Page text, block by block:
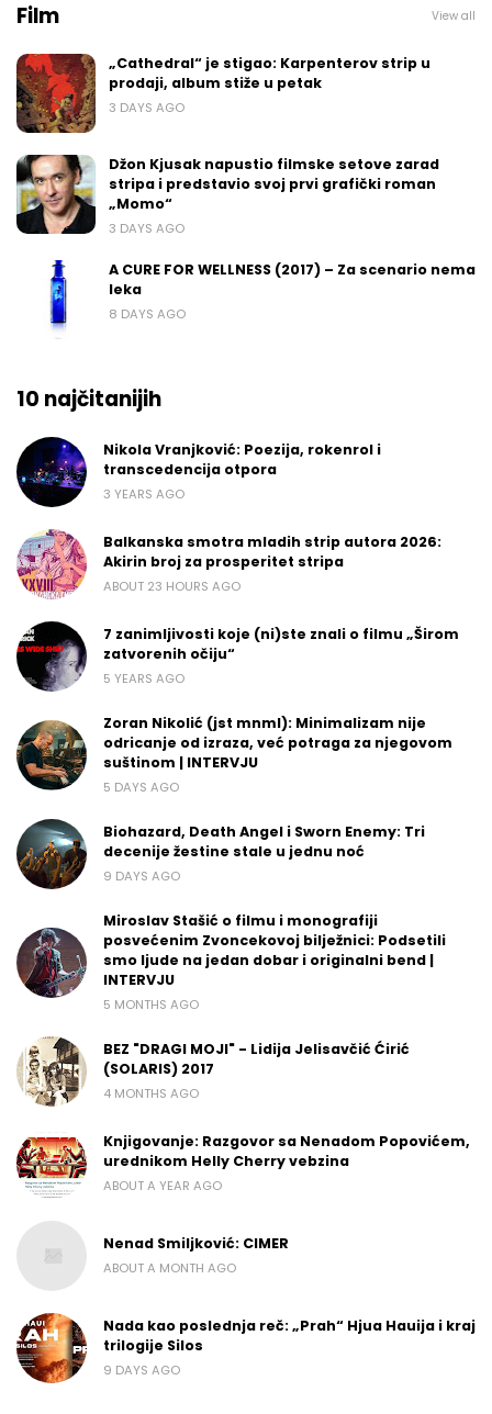
Film View all
„Cathedral“ je stigao: Karpenterov strip u
prodaji, album stiže u petak
3 DAYS AGO
Džon Kjusak napustio filmske setove zarad
stripa i predstavio svoj prvi grafički roman
„Momo“
3 DAYS AGO
A CURE FOR WELLNESS (2017) – Za scenario nema
leka
8 DAYS AGO
10 najčitanijih
Nikola Vranjković: Poezija, rokenrol i
transcedencija otpora
3 YEARS AGO
Balkanska smotra mladih strip autora 2026:
Akirin broj za prosperitet stripa
ABOUT 23 HOURS AGO
7 zanimljivosti koje (ni)ste znali o filmu „Širom
zatvorenih očiju“
5 YEARS AGO
Zoran Nikolić (jst mnml): Minimalizam nije
odricanje od izraza, već potraga za njegovom
suštinom | INTERVJU
5 DAYS AGO
Biohazard, Death Angel i Sworn Enemy: Tri
decenije žestine stale u jednu noć
9 DAYS AGO
Miroslav Stašić o filmu i monografiji
posvećenim Zvoncekovoj bilježnici: Podsetili
smo ljude na jedan dobar i originalni bend |
INTERVJU
5 MONTHS AGO
BEZ "DRAGI MOJI" - Lidija Jelisavčić Ćirić
(SOLARIS) 2017
4 MONTHS AGO
Knjigovanje: Razgovor sa Nenadom Popovićem,
urednikom Helly Cherry vebzina
ABOUT A YEAR AGO
Nenad Smiljković: CIMER
ABOUT A MONTH AGO
Nada kao poslednja reč: „Prah“ Hjua Hauija i kraj
trilogije Silos
9 DAYS AGO